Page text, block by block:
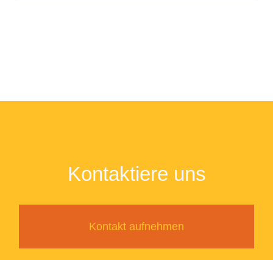
Kontaktiere uns
Kontakt aufnehmen